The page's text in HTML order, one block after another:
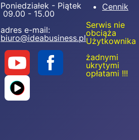
Poniedziałek - Piątek
09.00 - 15.00
adres e-mail:
biuro@ideabusiness.pl
Cennik
Serwis nie
obciąża
Użytkownika
żadnymi
ukrytymi
opłatami !!!